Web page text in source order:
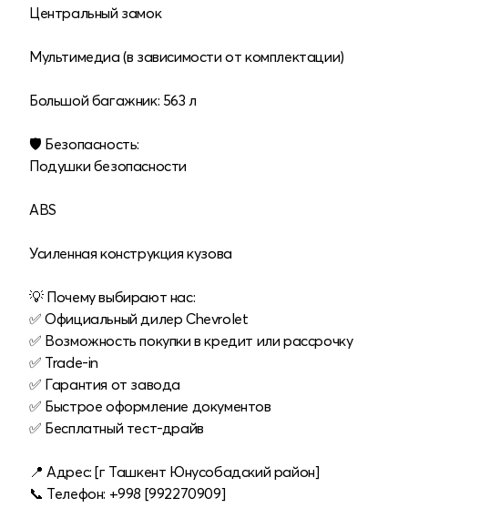
Центральный замок
Мультимедиа (в зависимости от комплектации)
Большой багажник: 563 л
🛡 Безопасность:
Подушки безопасности
ABS
Усиленная конструкция кузова
💡 Почему выбирают нас:
✅ Официальный дилер Chevrolet
✅ Возможность покупки в кредит или рассрочку
✅ Trade-in
✅ Гарантия от завода
✅ Быстрое оформление документов
✅ Бесплатный тест-драйв
📍 Адрес: [г Ташкент Юнусобадский район]
📞 Телефон: +998 [992270909]